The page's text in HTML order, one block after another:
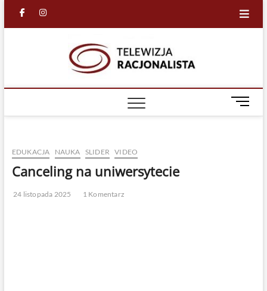
facebook
in
M
e
EDUKACJA NAUKA SLIDER VIDEO
Canceling na uniwersytecie
24 listopada 2025 1 Komentarz